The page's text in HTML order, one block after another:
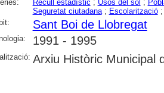
Recull estadístic ; Usos del sòl ;
Seguretat ciutadana; Escolarització
Sant Boi de Llobregat
1991 - 1995
Arxiu Històric Municipal